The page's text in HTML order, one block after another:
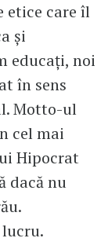
etice care îl
și
educați, noi
în sens
Motto-ul
cel mai
Hipocrat
dacă nu